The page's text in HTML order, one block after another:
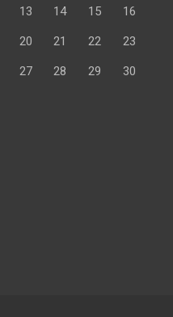
13 14 15 16
20 21 22 23
27 28 29 30